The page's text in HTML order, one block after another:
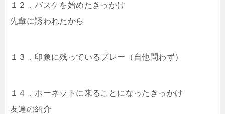
１２．バスケを始めたきっかけ
先輩に誘われたから
１３．印象に残っているプレー（自他問わず）
１４．ホーネットに来ることになったきっかけ
友達の紹介